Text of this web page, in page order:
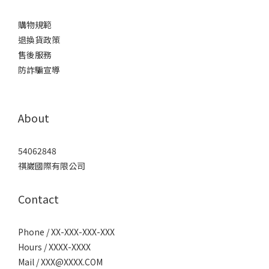
購物規範
退換貨政策
售後服務
防詐騙宣導
About
54062848
祺崴國際有限公司
Contact
Phone / XX-XXX-XXX-XXX
Hours / XXXX-XXXX
Mail / XXX@XXXX.COM